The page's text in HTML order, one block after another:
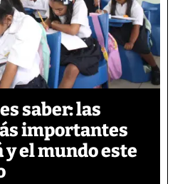
saber: las
importantes
y el mundo este